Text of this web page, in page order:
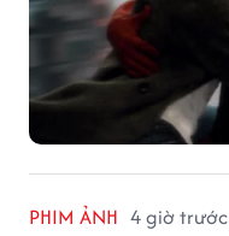
PHIM ẢNH 4 giờ trước